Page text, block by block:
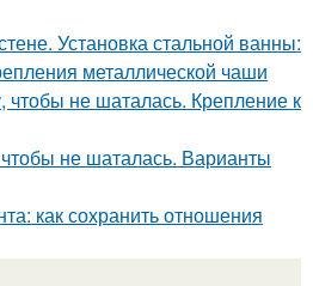
Установка стальной ванны:
металлической чаши
чтобы не шаталась. Крепление к
чтобы не шаталась. Варианты
как сохранить отношения